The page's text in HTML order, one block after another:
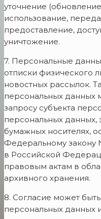
уточнение
использование,
предоставление,
уничтожение.
7. Персональные
отписки физического
новостных рассылок.
персональных данных
запросу субъекта
персональных данных,
бумажных носителях,
Федеральному
в Российской
правовым актам в
архивного хранения.
8. Согласие может
персональных данных